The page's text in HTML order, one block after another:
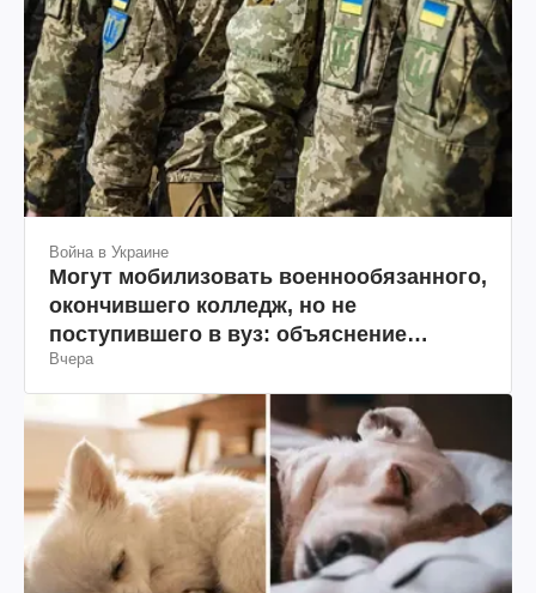
Война в Украине
Могут мобилизовать военнообязанного,
окончившего колледж, но не
поступившего в вуз: объяснение
юриста
Вчера